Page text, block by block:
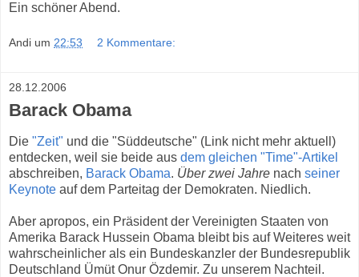
Ein schöner Abend.
Andi um 22:53 2 Kommentare:
28.12.2006
Barack Obama
Die "Zeit" und die "Süddeutsche" (Link nicht mehr aktuell)
entdecken, weil sie beide aus dem gleichen "Time"-Artikel
abschreiben, Barack Obama. Über zwei Jahre nach seiner
Keynote auf dem Parteitag der Demokraten. Niedlich.
Aber apropos, ein Präsident der Vereinigten Staaten von
Amerika Barack Hussein Obama bleibt bis auf Weiteres weit
wahrscheinlicher als ein Bundeskanzler der Bundesrepublik
Deutschland Ümüt Onur Özdemir. Zu unserem Nachteil.